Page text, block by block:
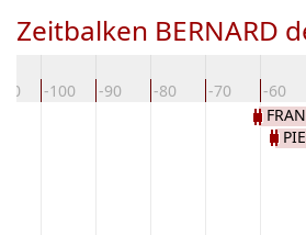
Zeitbalken BERNARD
-100 -90 -80 -70 -60